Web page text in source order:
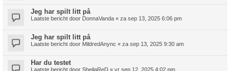
Jeg har spilt litt på
Laatste bericht door DonnaVanda « za sep 13, 2025 6:06 pm
Jeg har spilt litt på
Laatste bericht door MildredAnync « za sep 13, 2025 9:30 am
Har du testet
Laatste bericht door SheilaReD « vr sep 12, 2025 4:02 pm